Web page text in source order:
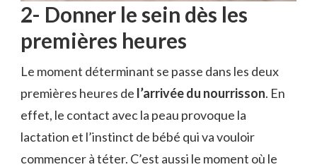
2- Donner le sein dès les
premières heures
Le moment déterminant se passe dans les deux
premières heures de l’arrivée du nourrisson. En
effet, le contact avec la peau provoque la
lactation et l’instinct de bébé qui va vouloir
commencer à téter. C’est aussi le moment où le